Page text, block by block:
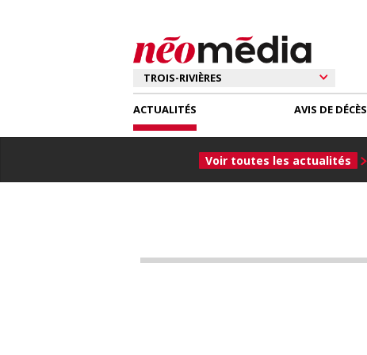
ACTUALITÉS
Voir toutes les actualités
AVIS DE DÉCÈS